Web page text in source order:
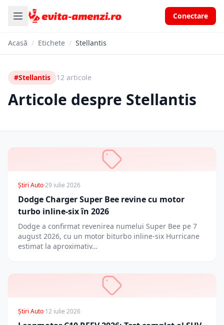
Conectare
Acasă / Etichete / Stellantis
#Stellantis 12 articole
Articole despre Stellantis
Știri Auto·29 iulie 2026
Dodge Charger Super Bee revine cu motor
turbo inline-six în 2026
Dodge a confirmat revenirea numelui Super Bee pe 7
august 2026, cu un motor biturbo inline-six Hurricane
estimat la aproximativ…
Știri Auto·12 iulie 2026